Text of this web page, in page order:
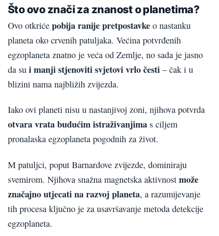
Što ovo znači za znanost o planetima?
Ovo otkriće pobija ranije pretpostavke o nastanku
planeta oko crvenih patuljaka. Većina potvrđenih
egzoplaneta znatno je veća od Zemlje, no sada je jasno
da su i manji stjenoviti svjetovi vrlo česti – čak i u
blizini nama najbližih zvijezda.
Iako ovi planeti nisu u nastanjivoj zoni, njihova potvrda
otvara vrata budućim istraživanjima s ciljem
pronalaska egzoplaneta pogodnih za život.
M patuljci, poput Barnardove zvijezde, dominiraju
svemirom. Njihova snažna magnetska aktivnost može
značajno utjecati na razvoj planeta, a razumijevanje
tih procesa ključno je za usavršavanje metoda detekcije
egzoplaneta.